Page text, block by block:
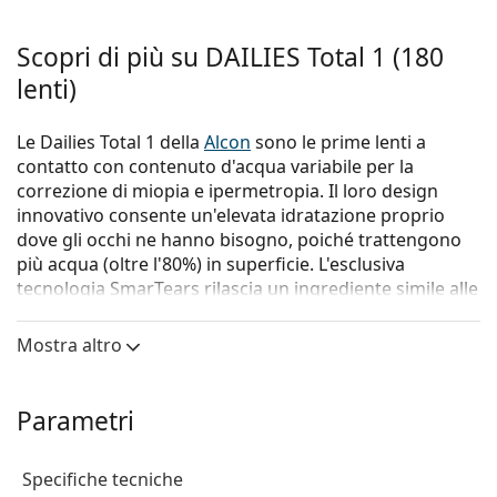
Scopri di più su DAILIES Total 1 (180
lenti)
Le Dailies Total 1 della Alcon sono le prime lenti a
contatto con contenuto d'acqua variabile per la
correzione di miopia e ipermetropia. Il loro design
innovativo consente un'elevata idratazione proprio
dove gli occhi ne hanno bisogno, poiché trattengono
più acqua (oltre l'80%) in superficie. L'esclusiva
tecnologia SmarTears rilascia un ingrediente simile alle
del film lacrimale riducendo l'evaporazione
garantisce una straordinaria permeabilità all'ossigeno
e una sensazione di morbidezza che assicura il
Mostra altro
Parametri
Specifiche tecniche